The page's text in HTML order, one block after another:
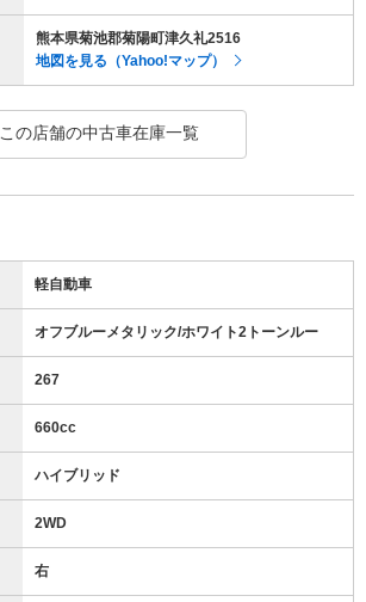
熊本県菊池郡菊陽町津久礼2516
地図を見る（Yahoo!マップ）
この店舗の中古車在庫一覧
軽自動車
オフブルーメタリック/ホワイト2トーンルー
267
660cc
ハイブリッド
2WD
右